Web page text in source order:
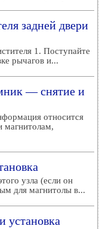
задней двери
1. Поступайте
рычагов и...
— снятие и
относится
магнитолам,
узла (если он
для магнитолы в...
установка